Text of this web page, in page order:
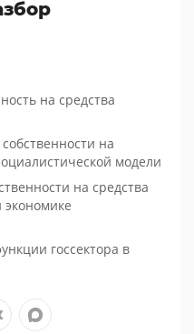
на средства
на
модели
на средства
экономике
госсектора в